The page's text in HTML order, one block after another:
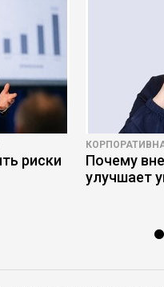
риски
Почему
улучшает